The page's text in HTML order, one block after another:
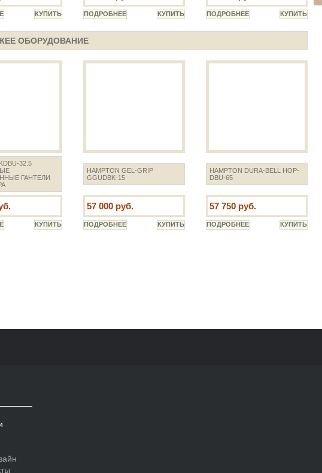
ОБОРУДОВАНИЕ
32.5
ГАНТЕЛИ
HAMPTON GEL-GRIP
GGUDBK-15
HAMPTON DURA-BELL HOP-
DBU-65
57 000 руб. 57 750 руб.